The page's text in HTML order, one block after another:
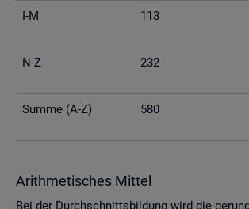
I-M 113
N-Z 232
Summe (A-Z) 580
Arith­me­ti­sches Mit­tel
Bei der Durch­schnitts­bil­dung wird die